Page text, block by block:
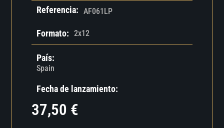
Referencia: AF061LP
Formato: 2x12
País:
Spain
Fecha de lanzamiento:
37,50 €